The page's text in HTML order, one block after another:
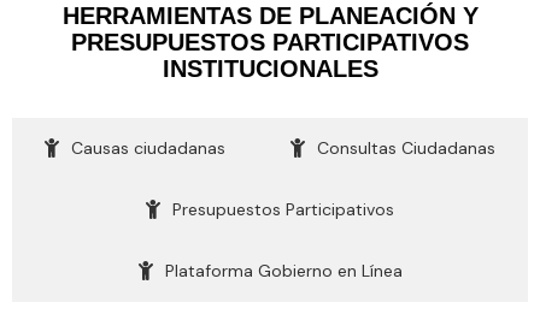
HERRAMIENTAS DE PLANEACIÓN Y
PRESUPUESTOS PARTICIPATIVOS
INSTITUCIONALES​
Causas ciudadanas Consultas Ciudadanas
Presupuestos Participativos
Plataforma Gobierno en Línea